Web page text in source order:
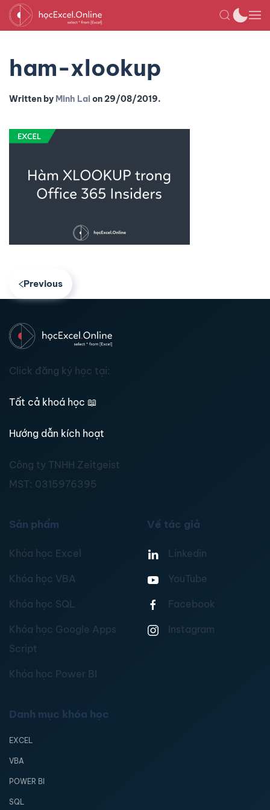
ham-xlookup
Written by Minh Laion29/08/2019.
Previous
Click đăng ký học tại:
Tất cả khoá học 📖
Hướng dẫn kích hoạt
Công ty TNHH Zeitgeist
MST: 0315976395
Sản phẩm
Khóa học Excel
Khóa học VBA
Khóa học SQL
Khóa học Google Apps
Script
Khóa học Power BI
Về tác giả
Linkedin
YouTube
Facebook
Instagram
Danh mục khóa học
EXCEL
VBA
POWER BI
SQL